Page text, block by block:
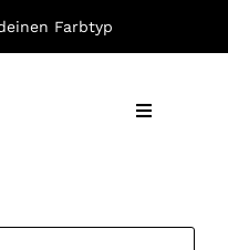
Farbtyp
Toggle